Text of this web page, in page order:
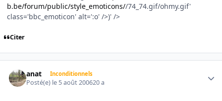
b.be/forum/public/style_emoticons//74_74.gif/ohmy.gif'
class='bbc_emoticon' alt=':o' />)' />
Citer
anat Inconditionnels
Posté(e) le 5 août 200620 a